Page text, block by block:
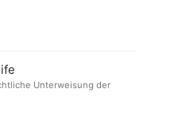
Unterweisung der